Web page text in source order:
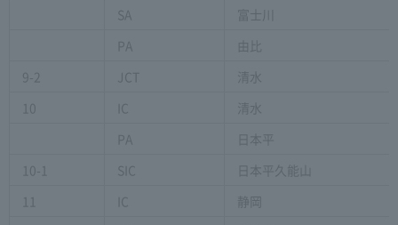
SA
富士川
PA
由比
9-2
JCT
清水
10
IC
清水
PA
日本平
10-1
SIC
日本平久能山
11
IC
静岡